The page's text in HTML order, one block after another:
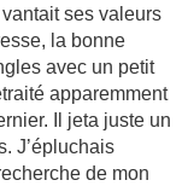
ses valeurs
la bonne
avec un petit
apparemment
Il jeta juste un
J’épluchais
de mon